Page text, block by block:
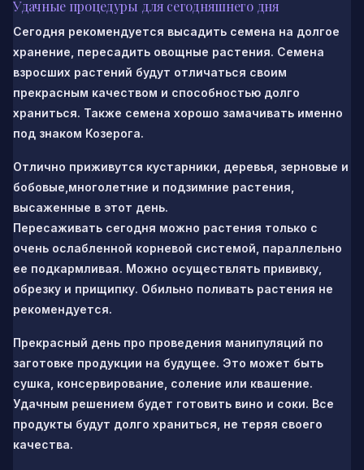
Удачные процедуры для сегодняшнего дня
Сегодня рекомендуется высадить семена на долгое
хранение, пересадить овощные растения. Семена
взросших растений будут отличаться своим
прекрасным качеством и способностью долго
храниться. Также семена хорошо замачивать именно
под знаком Козерога.
Отлично приживутся кустарники, деревья, зерновые и
бобовые,многолетние и подзимние растения,
высаженные в этот день.
Пересаживать сегодня можно растения только с
очень ослабленной корневой системой, параллельно
ее подкармливая. Можно осуществлять прививку,
обрезку и прищипку. Обильно поливать растения не
рекомендуется.
Прекрасный день про проведения манипуляций по
заготовке продукции на будущее. Это может быть
сушка, консервирование, соление или квашение.
Удачным решением будет готовить вино и соки. Все
продукты будут долго храниться, не теряя своего
качества.